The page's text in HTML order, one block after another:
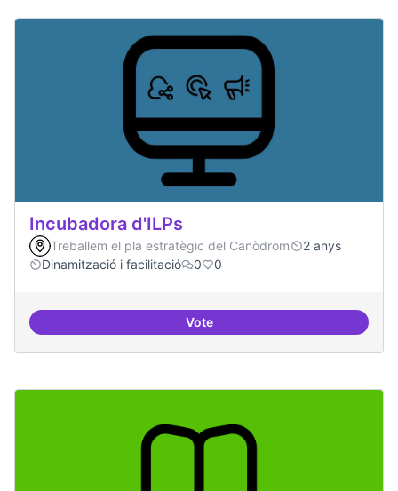
Incubadora d'ILPs
Treballem el pla estratègic del Canòdrom
2 anys
Dinamització i facilitació
0 0
VoteIncubadora d'ILPs